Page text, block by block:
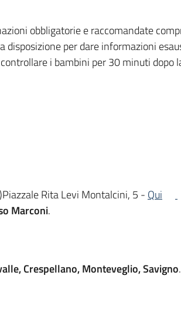
obbligatorie e raccomandate
per dare informazioni
i bambini per 30 minuti dopo
Rita Levi Montalcini, 5 - Qui
Marconi.
Crespellano, Monteveglio, Savigno.